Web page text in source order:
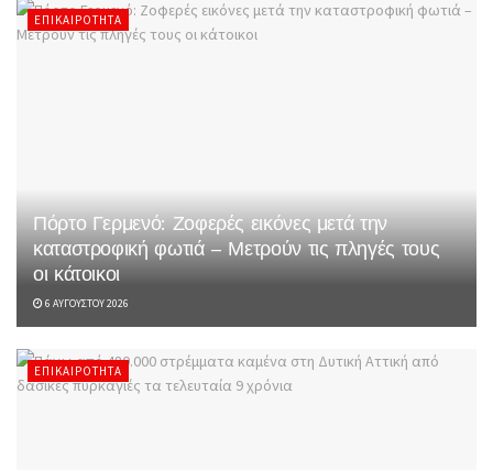
ΕΠΙΚΑΙΡΌΤΗΤΑ
Πόρτο Γερμενό: Ζοφερές εικόνες μετά την
καταστροφική φωτιά – Μετρούν τις πληγές τους
οι κάτοικοι
6 ΑΥΓΟΎΣΤΟΥ 2026
ΕΠΙΚΑΙΡΌΤΗΤΑ